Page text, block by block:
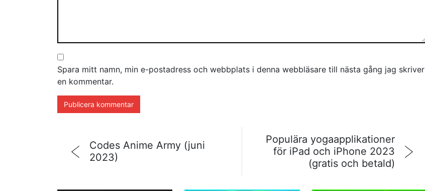
Spara mitt namn, min e-postadress och webbplats i denna webbläsare till nästa gång jag skriver
en kommentar.
Codes Anime Army (juni
2023)
Populära yogaapplikationer
för iPad och iPhone 2023
(gratis och betald)